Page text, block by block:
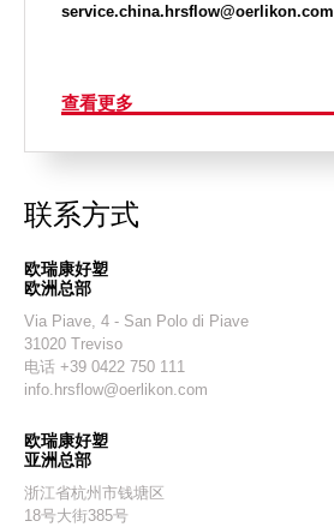
service.china.hrsflow@oerlikon.com
查看更多
联系方式
欧瑞康好塑
欧洲总部
Via Piave, 4 - San Polo di Piave
31020 Treviso
电话 +39 0422 750 111
info.hrsflow@oerlikon.com
欧瑞康好塑
亚洲总部
浙江省杭州市钱塘区
18号大街385号